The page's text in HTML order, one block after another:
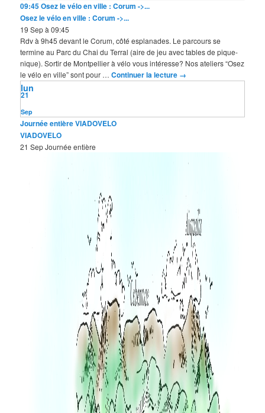
09:45Osez le vélo en ville : Corum ->...
Osez le vélo en ville : Corum ->...
19 Sep à 09:45
Rdv à 9h45 devant le Corum, côté esplanades. Le parcours se
termine au Parc du Chai du Terral (aire de jeu avec tables de pique-
nique). Sortir de Montpellier à vélo vous intéresse? Nos ateliers “Osez
le vélo en ville” sont pour …Continuer la lecture →
Sep
21
lun
Journée entièreVIADOVELO
VIADOVELO
21 SepJournée entière